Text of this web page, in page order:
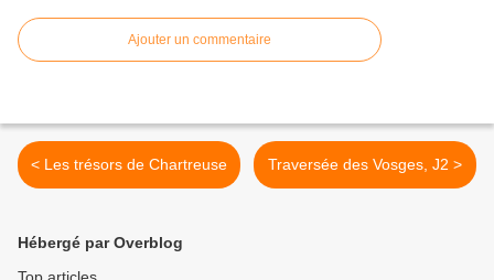
Ajouter un commentaire
< Les trésors de Chartreuse Traversée des Vosges, J2 >
Hébergé par Overblog